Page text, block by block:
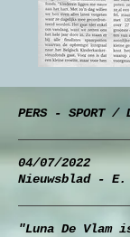
PERS - SPORT /
04/07/2022
Nieuwsblad -
"Luna De Vlam